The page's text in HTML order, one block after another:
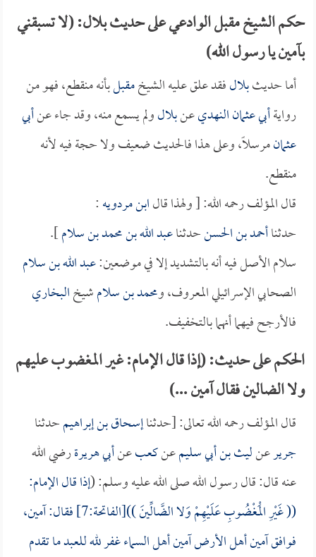
حكم الشيخ مقبل الوادعي على حديث بلال: (لا تسبقني
بآمين يا رسول الله)
أما حديثبلالفقد علق عليه الشيخمقبلبأنه منقطع، فهو من
روايةأبي عثمان النهديعنبلالولم يسمع منه، وقد جاء عنأبي
عثمانمرسلاً، وعلى هذا فالحديث ضعيف ولا حجة فيه لأنه
منقطع.
قال المؤلف رحمه الله: [ ولهذا قالابن مردويه:
حدثناأحمد بن الحسنحدثناعبد الله بن محمد بن سلام].
سلام الأصل فيه أنه بالتشديد إلا في موضعين:عبد الله بن سلام
الصحابي الإسرائيلي المعروف، ومحمد بن سلامشيخالبخاري
فالأرجح فيهما أنهما بالتخفيف.
الحكم على حديث: (إذا قال الإمام: غير المغضوب عليهم
ولا الضالين فقال آمين ...)
قال المؤلف رحمه الله تعالى: [حدثناإسحاق بن إبراهيمحدثنا
جريرعنليث بن أبي سليمعنكعبعنأبي هريرةرضي الله
عنه قال: قال رسول الله صلى الله عليه وسلم: (إذا قال الإمام:
(( غَيْرِ الْمَغْضُوبِ عَلَيْهِمْ وَلا الضَّالِّينَ ))[الفاتحة:7] فقال: آمين،
فوافق آمين أهل الأرض آمين أهل السماء غفر لله للعبد ما تقدم